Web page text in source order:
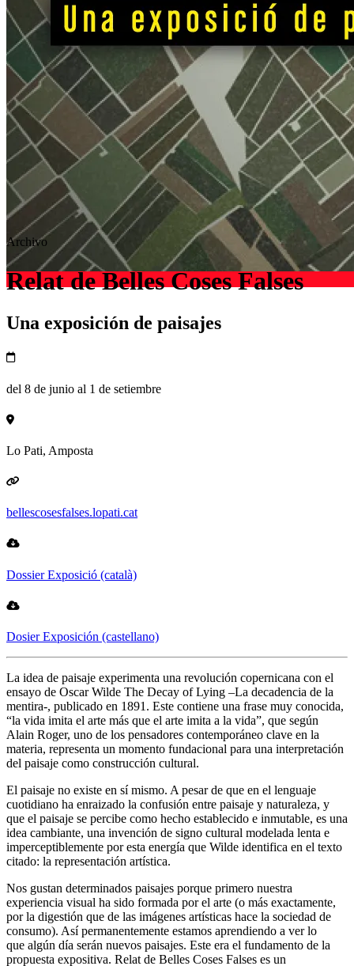
Archivo
Relat de Belles Coses Falses
Una exposición de paisajes
del 8 de junio al 1 de setiembre
Lo Pati, Amposta
bellescosesfalses.lopati.cat
Dossier Exposició (català)
Dosier Exposición (castellano)
La idea de paisaje experimenta una revolución copernicana con el
ensayo de Oscar Wilde The Decay of Lying –La decadencia de la
mentira-, publicado en 1891. Este contiene una frase muy conocida,
“la vida imita el arte más que el arte imita a la vida”, que según
Alain Roger, uno de los pensadores contemporáneo clave en la
materia, representa un momento fundacional para una interpretación
del paisaje como construcción cultural.
El paisaje no existe en sí mismo. A pesar de que en el lenguaje
cuotidiano ha enraizado la confusión entre paisaje y naturaleza, y
que el paisaje se percibe como hecho establecido e inmutable, es una
idea cambiante, una invención de signo cultural modelada lenta e
imperceptiblemente por esta energía que Wilde identifica en el texto
citado: la representación artística.
Nos gustan determinados paisajes porque primero nuestra
experiencia visual ha sido formada por el arte (o más exactamente,
por la digestión que de las imágenes artísticas hace la sociedad de
consumo). Así permanentemente estamos aprendiendo a ver lo
que algún día serán nuevos paisajes. Este era el fundamento de la
propuesta expositiva. Relat de Belles Coses Falses es un